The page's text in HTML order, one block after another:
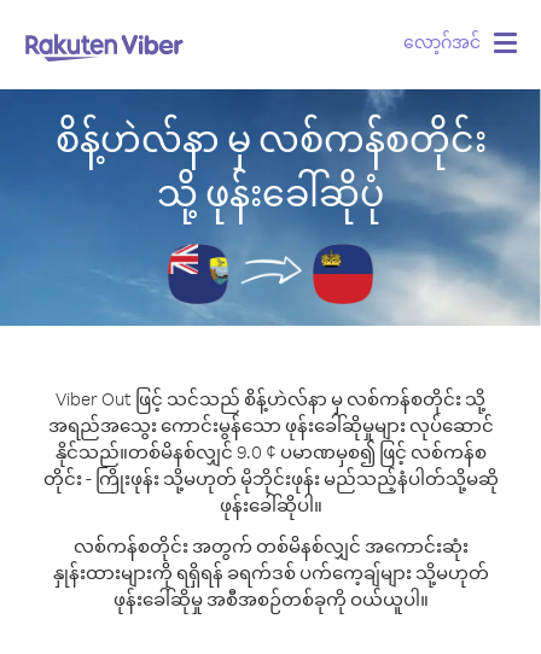
လော့ဂ်အင်
စိန့်ဟဲလ်နာ မှ လစ်ကန်စတိုင်း
သို့ ဖုန်းခေါ်ဆိုပုံ
Viber Out ဖြင့် သင်သည် စိန့်ဟဲလ်နာ မှ လစ်ကန်စတိုင်း သို့
အရည်အသွေး ကောင်းမွန်သော ဖုန်းခေါ်ဆိုမှုများ လုပ်ဆောင်
နိုင်သည်။တစ်မိနစ်လျှင် 9.0 ¢ ပမာဏမှစ၍ ဖြင့် လစ်ကန်စ
တိုင်း - ကြိုးဖုန်း သို့မဟုတ် မိုဘိုင်းဖုန်း မည်သည့်နံပါတ်သို့မဆို
ဖုန်းခေါ်ဆိုပါ။
လစ်ကန်စတိုင်း အတွက် တစ်မိနစ်လျှင် အကောင်းဆုံး
နှုန်းထားများကို ရရှိရန် ခရက်ဒစ် ပက်ကေ့ချ်များ သို့မဟုတ်
ဖုန်းခေါ်ဆိုမှု အစီအစဉ်တစ်ခုကို ဝယ်ယူပါ။